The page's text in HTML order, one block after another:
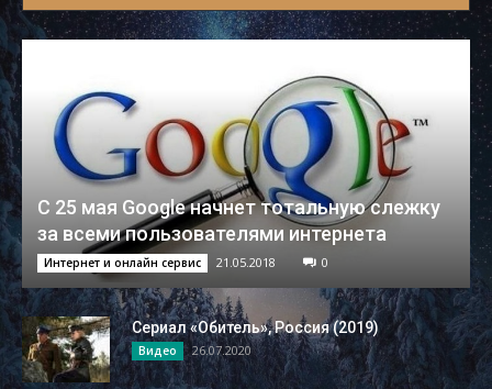
С 25 мая Google начнет тотальную слежку
за всеми пользователями интернета
Интернет и онлайн сервис 21.05.2018 0
Сериал «Обитель», Россия (2019)
Видео 26.07.2020